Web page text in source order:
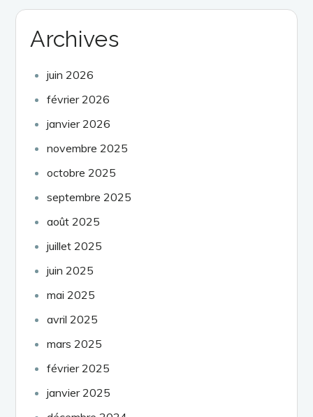
Archives
juin 2026
février 2026
janvier 2026
novembre 2025
octobre 2025
septembre 2025
août 2025
juillet 2025
juin 2025
mai 2025
avril 2025
mars 2025
février 2025
janvier 2025